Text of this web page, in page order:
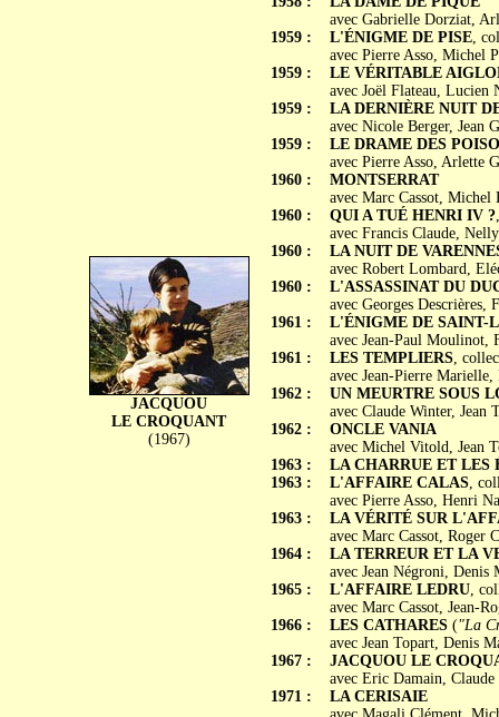
JACQUOU
LE CROQUANT
(1967)
1959 :
1959 :
1959 :
1959 :
1960 :
1960 :
1960 :
1960 :
1961 :
1961 :
1962 :
1962 :
1963 :
1963 :
1963 :
1964 :
1965 :
1966 :
1967 :
1971 :
avec Gabrielle Dorziat,
L'ÉNIGME DE PISE,
avec Pierre Asso, Michel
LE VÉRITABLE
avec Joël Flateau, Lucien
LA DERNIÈRE NUIT
avec Nicole Berger, Jean
LE DRAME DES
avec Pierre Asso, Arlette
MONTSERRAT
avec Marc Cassot,
QUI A TUÉ HENRI IV ?
avec Francis Claude,
LA NUIT DE
avec Robert Lombard,
L'ASSASSINAT DU
avec Georges Descrières,
L'ÉNIGME DE SAINT-
avec Jean-Paul Moulinot,
LES TEMPLIERS,
avec Jean-Pierre
UN MEURTRE SOUS
avec Claude Winter,
ONCLE VANIA
avec Michel Vitold, Jean
LA CHARRUE ET LES
L'AFFAIRE CALAS,
avec Pierre Asso, Henri
LA VÉRITÉ SUR
avec Marc Cassot, Roger
LA TERREUR ET LA
avec Jean Négroni, Denis
L'AFFAIRE LEDRU,
avec Marc Cassot, Jean-
LES CATHARES("La
avec Jean Topart, Denis
JACQUOU LE
avec Eric Damain,
LA CERISAIE